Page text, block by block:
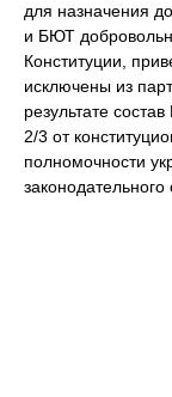
для назначения
и БЮТ
Конституции,
исключены из
результате
2/3 от
полномочности
законодательного